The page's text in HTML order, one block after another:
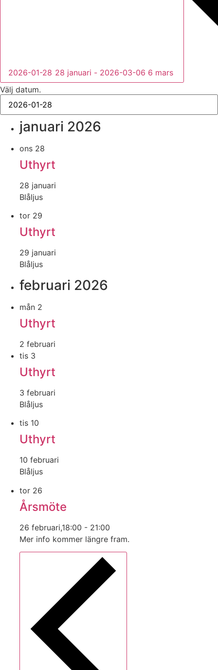
2026-01-28 28 januari - 2026-03-06 6 mars
Välj datum.
januari 2026
ons 28
Uthyrt
28 januari
Blåljus
tor 29
Uthyrt
29 januari
Blåljus
februari 2026
mån 2
Uthyrt
2 februari
tis 3
Uthyrt
3 februari
Blåljus
tis 10
Uthyrt
10 februari
Blåljus
tor 26
Årsmöte
26 februari,18:00 - 21:00
Mer info kommer längre fram.